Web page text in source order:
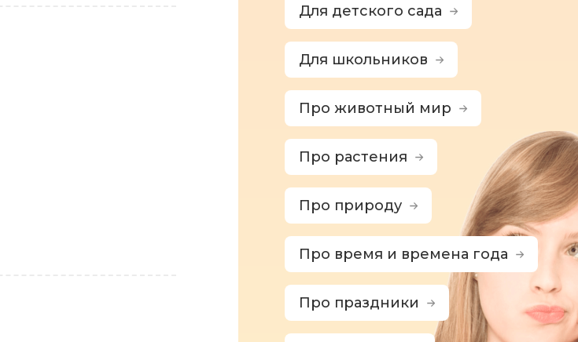
Для детского сада
Для школьников
Про животный мир
Про растения
Про природу
Про время и времена года
Про праздники